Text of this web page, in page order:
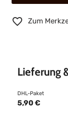
Zum
Lieferung
DHL-Paket
5,90 €